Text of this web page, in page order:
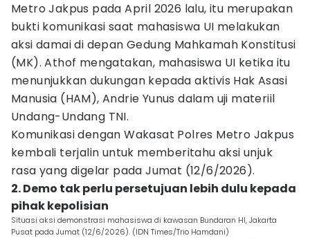
Metro Jakpus pada April 2026 lalu, itu merupakan
bukti komunikasi saat mahasiswa UI melakukan
aksi damai di depan Gedung Mahkamah Konstitusi
(MK). Athof mengatakan, mahasiswa UI ketika itu
menunjukkan dukungan kepada aktivis Hak Asasi
Manusia (HAM), Andrie Yunus dalam uji materiil
Undang-Undang TNI.
Komunikasi dengan Wakasat Polres Metro Jakpus
kembali terjalin untuk memberitahu aksi unjuk
rasa yang digelar pada Jumat (12/6/2026).
2. Demo tak perlu persetujuan lebih dulu kepada
pihak kepolisian
Situasi aksi demonstrasi mahasiswa di kawasan Bundaran HI, Jakarta
Pusat pada Jumat (12/6/2026). (IDN Times/Trio Hamdani)